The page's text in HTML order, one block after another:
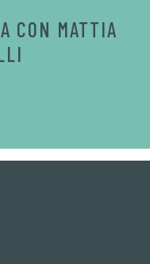
CON MATTIA